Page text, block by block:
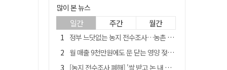
많이 본 뉴스
일간 주간 월간
정부 느닷없는 농지 전수조사…농촌 들쑤시는 '경자유전'의 칼날
월 매출 9천만원에도 문 닫는 영양 젖소농장… "일할 사람이 없어"
[농지 전수조사 폐해] '쌀 받고 논 내 준' 도지농 이제 어쩌나?